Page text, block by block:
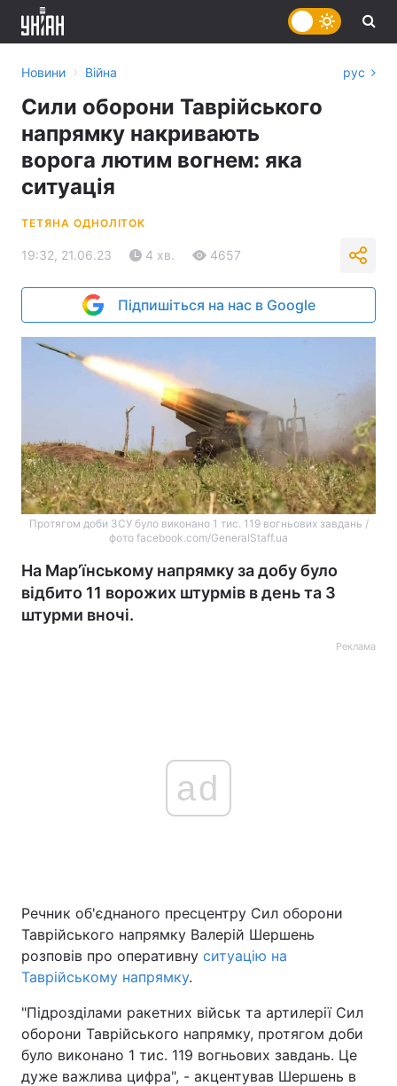
Україна Політика
Економіка Світ
Спорт
Техно і зв'язок
Зброя Інциденти
Новини › Війна рус
Сили оборони Таврійського
напрямку накривають
ворога лютим вогнем: яка
ситуація
ТЕТЯНА ОДНОЛІТОК
19:32, 21.06.23 4 хв. 4657
Підпишіться на нас в Google
Протягом доби ЗСУ було виконано 1 тис. 119 вогньових завдань /
фото facebook.com/GeneralStaff.ua
На Мар’їнському напрямку за добу було
відбито 11 ворожих штурмів в день та 3
штурми вночі.
Реклама
ad
Речник об'єднаного пресцентру Сил оборони
Таврійського напрямку Валерій Шершень
розповів про оперативну ситуацію на
Таврійському напрямку.
"Підрозділами ракетних військ та артилерії Сил
оборони Таврійського напрямку, протягом доби
було виконано 1 тис. 119 вогньових завдань. Це
дуже важлива цифра", - акцентував Шершень в